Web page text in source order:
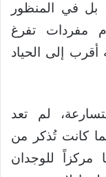
بل في المنظور
مفردات تفرغ
إلى الحياد
لم تعد
كانت تُذكر من
مركزاً للوجدان